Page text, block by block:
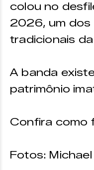
colou no
2026, um dos
tradicionais
A banda
patrimônio
Confira como
Fotos: